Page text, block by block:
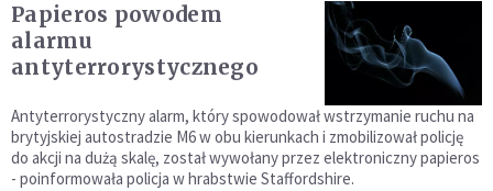
Papieros powodem
alarmu
antyterrorystycznego
Antyterrorystyczny alarm, który spowodował wstrzymanie ruchu na
brytyjskiej autostradzie M6 w obu kierunkach i zmobilizował policję
do akcji na dużą skalę, został wywołany przez elektroniczny papieros
- poinformowała policja w hrabstwie Staffordshire.